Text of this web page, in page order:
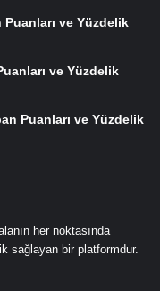
ve Yüzdelik
ve Yüzdelik
Puanları ve Yüzdelik
her noktasında
sağlayan bir platformdur.